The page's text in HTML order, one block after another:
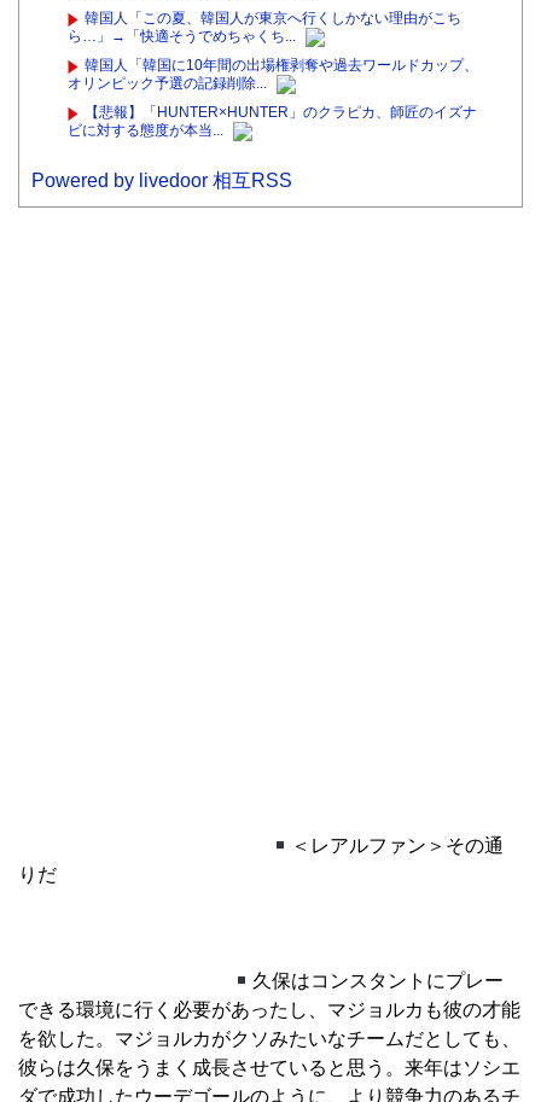
韓国人「この夏、韓国人が東京へ行くしかない理由がこち
ら…」→「快適そうでめちゃくち...
韓国人「韓国に10年間の出場権剥奪や過去ワールドカップ、
オリンピック予選の記録削除...
【悲報】「HUNTER×HUNTER」のクラピカ、師匠のイズナ
ビに対する態度が本当...
Powered by livedoor 相互RSS
＜レアルファン＞その通
りだ
久保はコンスタントにプレー
できる環境に行く必要があったし、マジョルカも彼の才能
を欲した。マジョルカがクソみたいなチームだとしても、
彼らは久保をうまく成長させていると思う。来年はソシエ
ダで成功したウーデゴールのように、より競争力のあるチ